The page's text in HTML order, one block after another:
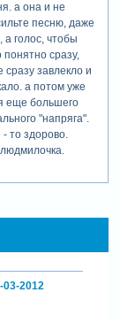
а она и не
песню, даже
а голос, чтобы
понятно сразу,
сразу завлекло и
а потом уже
еще большего
"напряга".
то здорово.
03-2012